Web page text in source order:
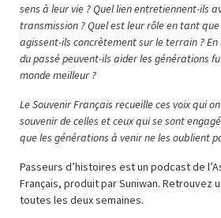
sens à leur vie ? Quel lien entretiennent-ils
transmission ? Quel est leur rôle en tant
agissent-ils concrètement sur le terrain ? En
du passé peuvent-ils aider les générations
monde meilleur ?
Le Souvenir Français recueille ces voix qui
souvenir de celles et ceux qui se sont
que les générations à venir ne les oublient
Passeurs d’histoires est un podcast de
Français, produit par Suniwan. Retrouvez
toutes les deux semaines.